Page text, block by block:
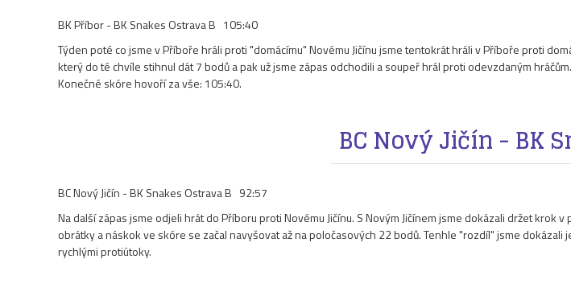
BK Příbor - BK Snakes Ostrava B 105:40
Týden poté co jsme v Příboře hráli proti "domácímu" Novému Jičínu jsme tentokrát hráli v Příboře proti
který do té chvíle stihnul dát 7 bodů a pak už jsme zápas odchodili a soupeř hrál proti odevzdaným
Konečné skóre hovoří za vše: 105:40.
BC Nový Jičín - BK
BC Nový Jičín - BK Snakes Ostrava B 92:57
Na další zápas jsme odjeli hrát do Příboru proti Novému Jičínu. S Novým Jičínem jsme dokázali držet
obrátky a náskok ve skóre se začal navyšovat až na poločasových 22 bodů. Tenhle "rozdíl" jsme
rychlými protiútoky.